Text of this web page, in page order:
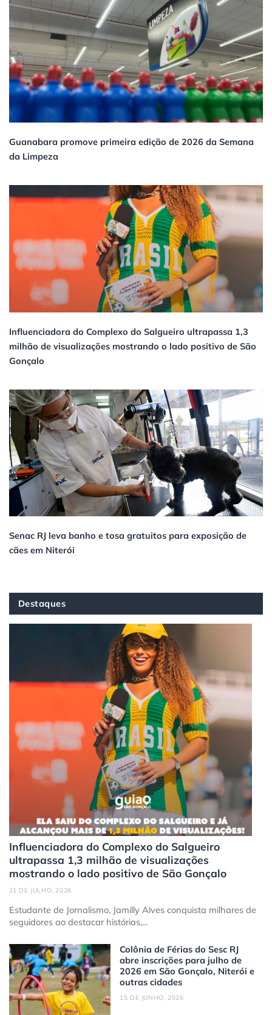
Guanabara promove primeira edição de 2026 da Semana
da Limpeza
Influenciadora do Complexo do Salgueiro ultrapassa 1,3
milhão de visualizações mostrando o lado positivo de São
Gonçalo
Senac RJ leva banho e tosa gratuitos para exposição de
cães em Niterói
Destaques
Influenciadora do Complexo do Salgueiro
ultrapassa 1,3 milhão de visualizações
mostrando o lado positivo de São Gonçalo
21 DE JULHO, 2026
Estudante de Jornalismo, Jamilly Alves conquista milhares de
seguidores ao destacar histórias,...
Colônia de Férias do Sesc RJ
abre inscrições para julho de
2026 em São Gonçalo, Niterói e
outras cidades
15 DE JUNHO, 2026